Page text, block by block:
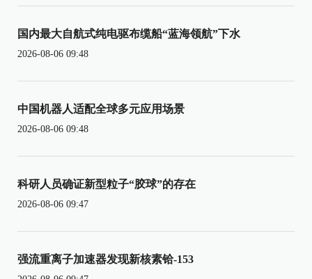
国内最大自航式纯电驱布缆船“蓝海领航”下水
2026-08-06 09:48
中国机器人适配全球多元应用场景
2026-08-06 09:48
科研人员确证新型粒子“胶球”的存在
2026-08-06 09:47
强流重离子加速器发现新核素铪-153